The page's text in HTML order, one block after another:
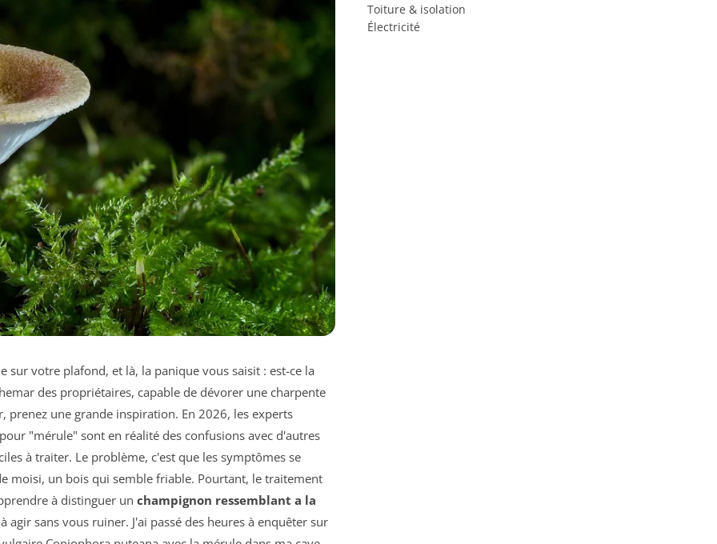
sur votre plafond, et là, la panique vous saisit : est-ce la
des propriétaires, capable de dévorer une charpente
une grande inspiration. En 2026, les experts
"mérule" sont en réalité des confusions avec d'autres
à traiter. Le problème, c'est que les symptômes se
moisi, un bois qui semble friable. Pourtant, le traitement
à distinguer un champignon ressemblant a la
sans vous ruiner. J'ai passé des heures à enquêter sur
Toiture & isolation
Électricité